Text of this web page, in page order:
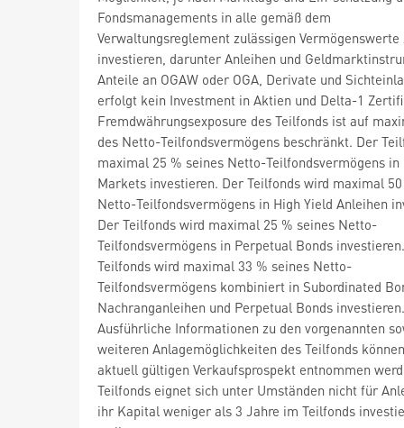
Fondsmanagements in alle gemäß dem
Verwaltungsreglement zulässigen Vermögenswerte
investieren, darunter Anleihen und
Anteile an OGAW oder OGA, Derivate und
erfolgt kein Investment in Aktien und Delta-1
Fremdwährungsexposure des Teilfonds ist auf
des Netto-Teilfondsvermögens beschränkt. Der
maximal 25 % seines Netto-Teilfondsvermögens in
Markets investieren. Der Teilfonds wird maximal
Netto-Teilfondsvermögens in High Yield Anleihen
Der Teilfonds wird maximal 25 % seines Netto-
Teilfondsvermögens in Perpetual Bonds
Teilfonds wird maximal 33 % seines Netto-
Teilfondsvermögens kombiniert in Subordinated
Nachranganleihen und Perpetual Bonds investieren.
Ausführliche Informationen zu den vorgenannten
weiteren Anlagemöglichkeiten des Teilfonds
aktuell gültigen Verkaufsprospekt entnommen
Teilfonds eignet sich unter Umständen nicht für
ihr Kapital weniger als 3 Jahre im Teilfonds